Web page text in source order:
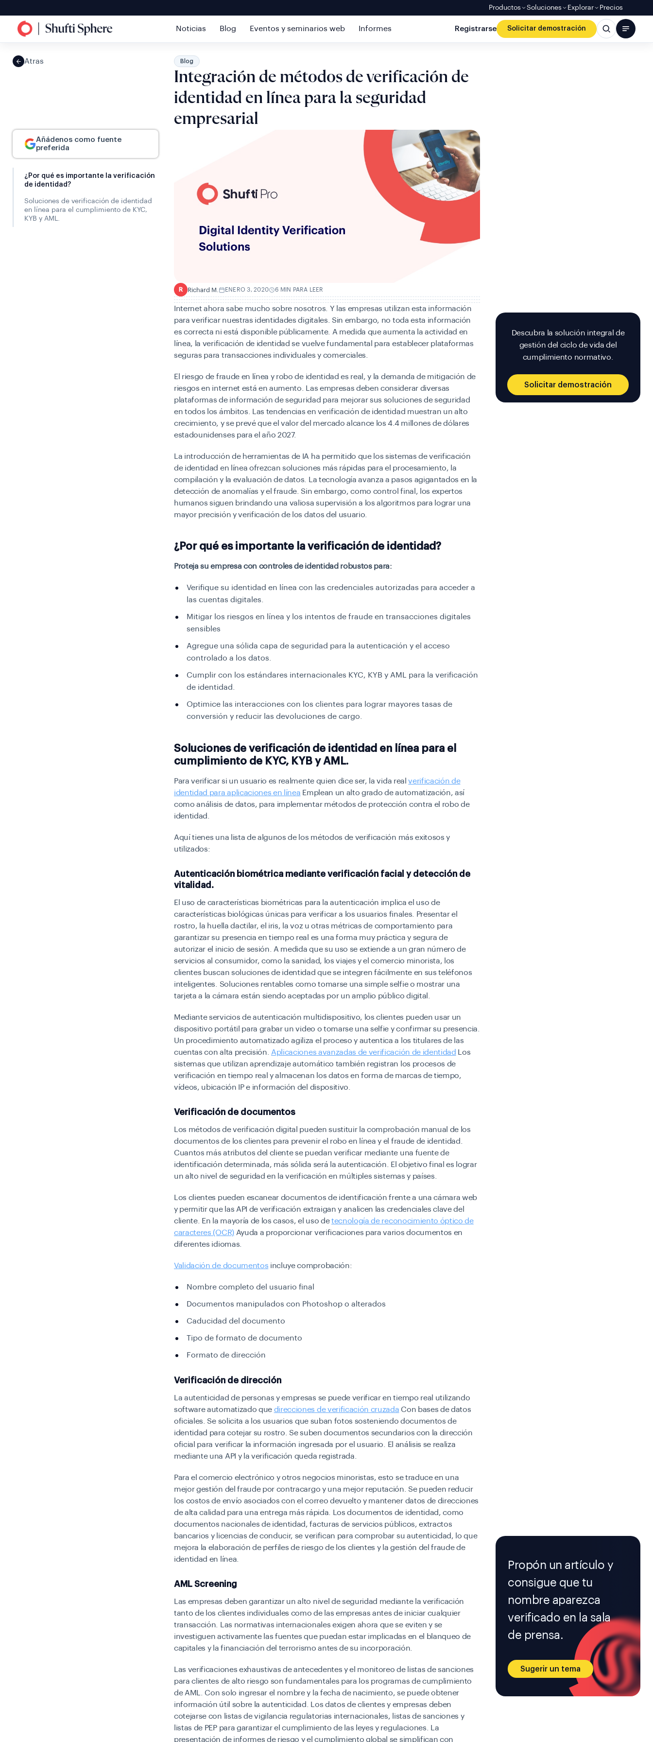
Productos Soluciones Explorar Precios
Noticias Blog Eventos y seminarios web Informes Registrarse Solicitar demostración
Atras
Añádenos como fuente
preferida
¿Por qué es importante la verificación
de identidad?
Soluciones de verificación de identidad
en línea para el cumplimiento de KYC,
KYB y AML.
Blog
Integración de métodos de verificación de
identidad en línea para la seguridad
empresarial
R Richard M. ENERO 3, 2020 6 MIN PARA LEER
Internet ahora sabe mucho sobre nosotros. Y las empresas utilizan esta información
para verificar nuestras identidades digitales. Sin embargo, no toda esta información
es correcta ni está disponible públicamente. A medida que aumenta la actividad en
línea, la verificación de identidad se vuelve fundamental para establecer plataformas
seguras para transacciones individuales y comerciales.
El riesgo de fraude en línea y robo de identidad es real, y la demanda de mitigación de
riesgos en internet está en aumento. Las empresas deben considerar diversas
plataformas de información de seguridad para mejorar sus soluciones de seguridad
en todos los ámbitos. Las tendencias en verificación de identidad muestran un alto
crecimiento, y se prevé que el valor del mercado alcance los 4.4 millones de dólares
estadounidenses para el año 2027.
La introducción de herramientas de IA ha permitido que los sistemas de verificación
de identidad en línea ofrezcan soluciones más rápidas para el procesamiento, la
compilación y la evaluación de datos. La tecnología avanza a pasos agigantados en la
detección de anomalías y el fraude. Sin embargo, como control final, los expertos
humanos siguen brindando una valiosa supervisión a los algoritmos para lograr una
mayor precisión y verificación de los datos del usuario.
¿Por qué es importante la verificación de identidad?
Proteja su empresa con controles de identidad robustos para:
Verifique su identidad en línea con las credenciales autorizadas para acceder a
las cuentas digitales.
Mitigar los riesgos en línea y los intentos de fraude en transacciones digitales
sensibles
Agregue una sólida capa de seguridad para la autenticación y el acceso
controlado a los datos.
Cumplir con los estándares internacionales KYC, KYB y AML para la verificación
de identidad.
Optimice las interacciones con los clientes para lograr mayores tasas de
conversión y reducir las devoluciones de cargo.
Soluciones de verificación de identidad en línea para el
cumplimiento de KYC, KYB y AML.
Para verificar si un usuario es realmente quien dice ser, la vida realverificación de
identidad para aplicaciones en línea Emplean un alto grado de automatización, así
como análisis de datos, para implementar métodos de protección contra el robo de
identidad.
Aquí tienes una lista de algunos de los métodos de verificación más exitosos y
utilizados:
Autenticación biométrica mediante verificación facial y detección de
vitalidad.
El uso de características biométricas para la autenticación implica el uso de
características biológicas únicas para verificar a los usuarios finales. Presentar el
rostro, la huella dactilar, el iris, la voz u otras métricas de comportamiento para
garantizar su presencia en tiempo real es una forma muy práctica y segura de
autorizar el inicio de sesión. A medida que su uso se extiende a un gran número de
servicios al consumidor, como la sanidad, los viajes y el comercio minorista, los
clientes buscan soluciones de identidad que se integren fácilmente en sus teléfonos
inteligentes. Soluciones rentables como tomarse una simple selfie o mostrar una
tarjeta a la cámara están siendo aceptadas por un amplio público digital.
Mediante servicios de autenticación multidispositivo, los clientes pueden usar un
dispositivo portátil para grabar un video o tomarse una selfie y confirmar su presencia.
Un procedimiento automatizado agiliza el proceso y autentica a los titulares de las
cuentas con alta precisión. Aplicaciones avanzadas de verificación de identidad
Los
sistemas que utilizan aprendizaje automático también registran los procesos de
verificación en tiempo real y almacenan los datos en forma de marcas de tiempo,
vídeos, ubicación IP e información del dispositivo.
Verificación de documentos
Los métodos de verificación digital pueden sustituir la comprobación manual de los
documentos de los clientes para prevenir el robo en línea y el fraude de identidad.
Cuantos más atributos del cliente se puedan verificar mediante una fuente de
identificación determinada, más sólida será la autenticación. El objetivo final es lograr
un alto nivel de seguridad en la verificación en múltiples sistemas y países.
Los clientes pueden escanear documentos de identificación frente a una cámara web
y permitir que las API de verificación extraigan y analicen las credenciales clave del
cliente. En la mayoría de los casos, el uso detecnología de reconocimiento óptico de
caracteres (OCR)Ayuda a proporcionar verificaciones para varios documentos en
diferentes idiomas.
Validación de documentos incluye comprobación:
Nombre completo del usuario final
Documentos manipulados con Photoshop o alterados
Caducidad del documento
Tipo de formato de documento
Formato de dirección
Verificación de dirección
La autenticidad de personas y empresas se puede verificar en tiempo real utilizando
software automatizado que direcciones de verificación cruzada Con bases de datos
oficiales. Se solicita a los usuarios que suban fotos sosteniendo documentos de
identidad para cotejar su rostro. Se suben documentos secundarios con la dirección
oficial para verificar la información ingresada por el usuario. El análisis se realiza
mediante una API y la verificación queda registrada.
Para el comercio electrónico y otros negocios minoristas, esto se traduce en una
mejor gestión del fraude por contracargo y una mejor reputación. Se pueden reducir
los costos de envío asociados con el correo devuelto y mantener datos de direcciones
de alta calidad para una entrega más rápida. Los documentos de identidad, como
documentos nacionales de identidad, facturas de servicios públicos, extractos
bancarios y licencias de conducir, se verifican para comprobar su autenticidad, lo que
mejora la elaboración de perfiles de riesgo de los clientes y la gestión del fraude de
identidad en línea.
AML Screening
Las empresas deben garantizar un alto nivel de seguridad mediante la verificación
tanto de los clientes individuales como de las empresas antes de iniciar cualquier
transacción. Las normativas internacionales exigen ahora que se eviten y se
investiguen activamente las fuentes que puedan estar implicadas en el blanqueo de
capitales y la financiación del terrorismo antes de su incorporación.
Las verificaciones exhaustivas de antecedentes y el monitoreo de listas de sanciones
para clientes de alto riesgo son fundamentales para los programas de cumplimiento
de AML. Con solo ingresar el nombre y la fecha de nacimiento, se puede obtener
información útil sobre la autenticidad. Los datos de clientes y empresas deben
cotejarse con listas de vigilancia regulatorias internacionales, listas de sanciones y
listas de PEP para garantizar el cumplimiento de las leyes y regulaciones. La
presentación de informes de riesgo y el cumplimiento global se simplifican con
Descubra la solución integral de
gestión del ciclo de vida del
cumplimiento normativo.
Solicitar demostración
Propón un artículo y
consigue que tu
nombre aparezca
verificado en la sala
de prensa.
Sugerir un tema